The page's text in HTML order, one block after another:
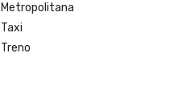
Metropolitana
Taxi
Treno